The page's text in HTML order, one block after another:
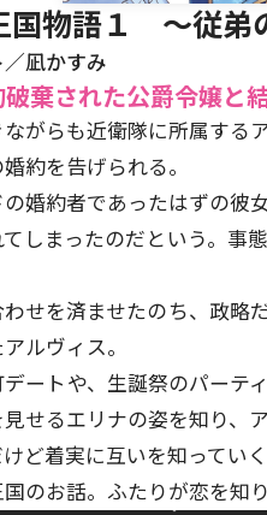
国物語１ ～従弟
凪かすみ
棄された公爵令嬢と
がらも近衛隊に所属する
約を告げられる。
婚約者であったはずの彼
しまったのだという。事
せを済ませたのち、政略
ルヴィス。
ートや、生誕祭のパーテ
せるエリナの姿を知り、
ど着実に互いを知ってい
のお話。ふたりが恋を知